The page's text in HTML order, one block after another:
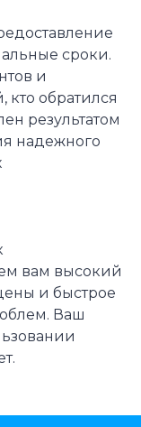
сроки.
и
обратился
результатом
надежного
вам высокий
и быстрое
Ваш